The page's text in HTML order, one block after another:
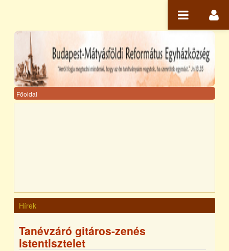
Főoldal
Hírek
Tanévzáró gitáros-zenés
istentisztelet